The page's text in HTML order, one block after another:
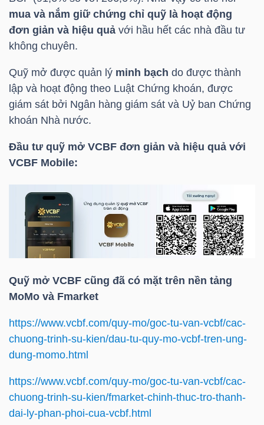
mua và nắm giữ chứng chỉ quỹ là hoạt động
đơn giản và hiệu quả với hầu hết các nhà đầu tư
không chuyên.
Quỹ mở được quản lý minh bạch do được thành
lập và hoạt động theo Luật Chứng khoán, được
giám sát bởi Ngân hàng giám sát và Uỷ ban Chứng
khoán Nhà nước.
Đầu tư quỹ mở VCBF đơn giản và hiệu quả với
VCBF Mobile:
Quỹ mở VCBF cũng đã có mặt trên nền tảng
MoMo và Fmarket
https://www.vcbf.com/quy-mo/goc-tu-van-vcbf/cac-
chuong-trinh-su-kien/dau-tu-quy-mo-vcbf-tren-ung-
dung-momo.html
https://www.vcbf.com/quy-mo/goc-tu-van-vcbf/cac-
chuong-trinh-su-kien/fmarket-chinh-thuc-tro-thanh-
dai-ly-phan-phoi-cua-vcbf.html
TƯ
TRUY
XUẤT
DỮ
LIỆU
VS-
SECTOR
NĂNG
NGUYÊN
VẬT
LIỆU